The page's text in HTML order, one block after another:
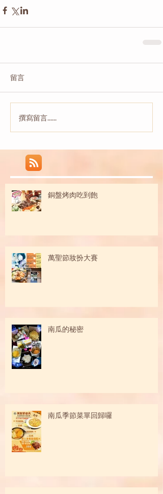
留言
撰寫留言......
銅盤烤肉吃到飽
萬聖節妝扮大賽
南瓜的秘密
南瓜季節菜單回歸囉